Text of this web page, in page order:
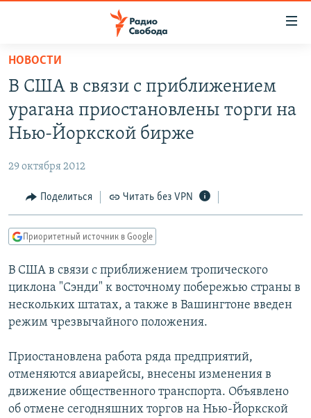
упрощенного
доступа
основному
Вернутся
Вернутся
поиску
АВТОРСКИЕ ПРОЕКТЫ
МНЕНИЯ
КУЛЬТУРА
КАВКАЗ.РЕАЛИИ
СЕВЕР.РЕАЛИИ
СИБИРЬ.РЕАЛИИ
РАСПИСАНИЕ ВЕЩАНИЯ
ПОДПИШИТЕСЬ НА РАССЫЛКУ
СОЦИАЛЬНЫЕ СЕТИ
НОВОСТИ
В США в связи с приближением
урагана приостановлены торги на
Нью-Йоркской бирже
29 октября 2012
Поделиться Читать без VPN
Приоритетный источник в Google
В США в связи с приближением тропического
циклона "Сэнди" к восточному побережью страны в
нескольких штатах, а также в Вашингтоне введен
режим чрезвычайного положения.
Приостановлена работа ряда предприятий,
отменяются авиарейсы, внесены изменения в
движение общественного транспорта. Объявлено
об отмене сегодняшних торгов на Нью-Йоркской